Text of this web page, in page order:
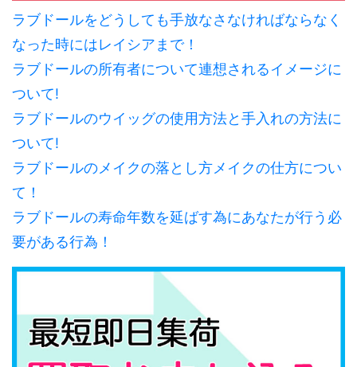
ラブドールをどうしても手放なさなければならなく
なった時にはレイシアまで！
ラブドールの所有者について連想されるイメージに
ついて!
ラブドールのウイッグの使用方法と手入れの方法に
ついて!
ラブドールのメイクの落とし方メイクの仕方につい
て！
ラブドールの寿命年数を延ばす為にあなたが行う必
要がある行為！